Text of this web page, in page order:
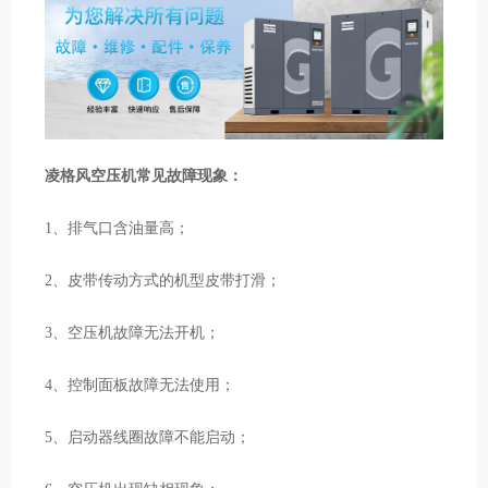
凌格风空压机常见故障现象：
1、排气口含油量高；
2、皮带传动方式的机型皮带打滑；
3、空压机故障无法开机；
4、控制面板故障无法使用；
5、启动器线圈故障不能启动；